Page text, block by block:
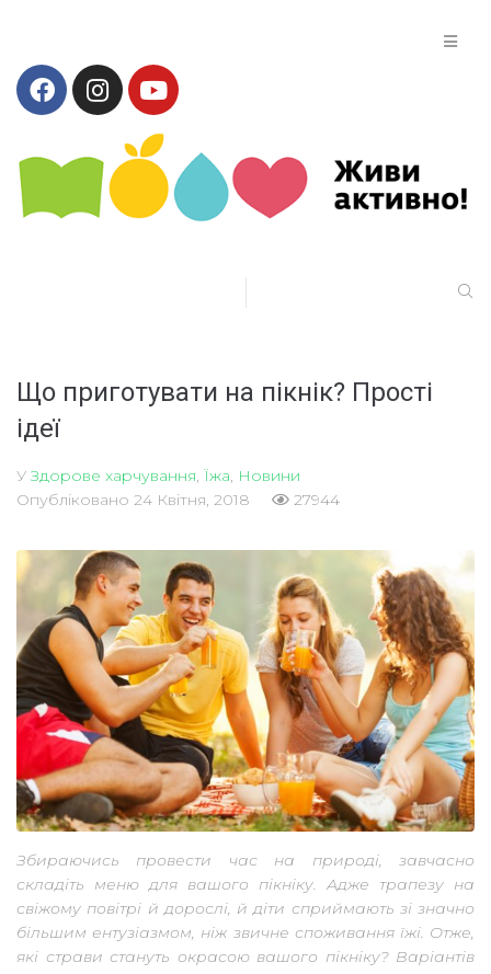
Що приготувати на пікнік? Прості
ідеї
УЗдорове харчування Їжа Новини
Опубліковано 24 Квітня, 2018 27944
Збираючись провести час на природі, завчасно
складіть меню для вашого пікніку. Адже трапезу на
свіжому повітрі й дорослі, й діти сприймають зі значно
більшим ентузіазмом, ніж звичне споживання їжі. Отже,
які страви стануть окрасою вашого пікніку? Варіантів